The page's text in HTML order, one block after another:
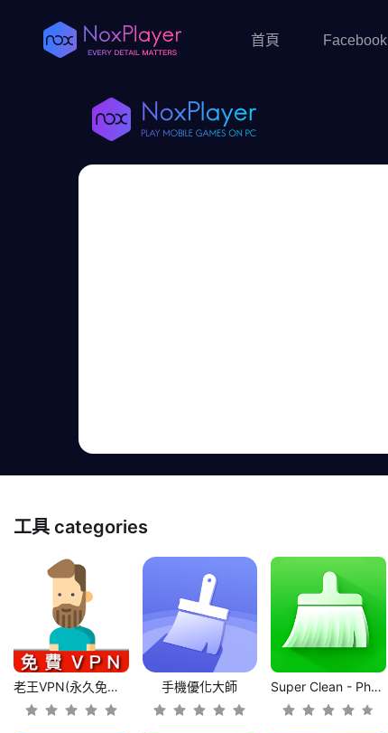
首頁 Facebook
工具 categories
老王VPN(永久免費佛系VPN) 手機優化大師 Super Clean - Phone Cleaner